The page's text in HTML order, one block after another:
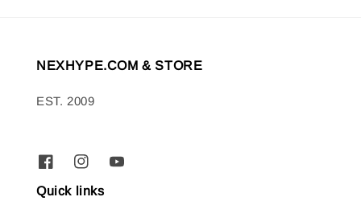
NEXHYPE.COM & STORE
EST. 2009
Quick links